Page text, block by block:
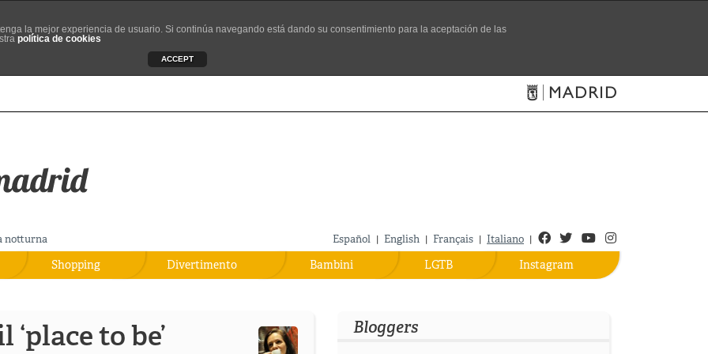
la mejor experiencia de usuario. Si continúa navegando está dando su consentimiento para la aceptación de las
política de cookies
ACCEPT
Sitio ufficiale del Turismo
notturna Español | English | Français | Italiano | Facebook
TwitterYoutube
Instagram
Instagram
LGTB
Bambini
Divertimento
Shopping
to be’ Bloggers